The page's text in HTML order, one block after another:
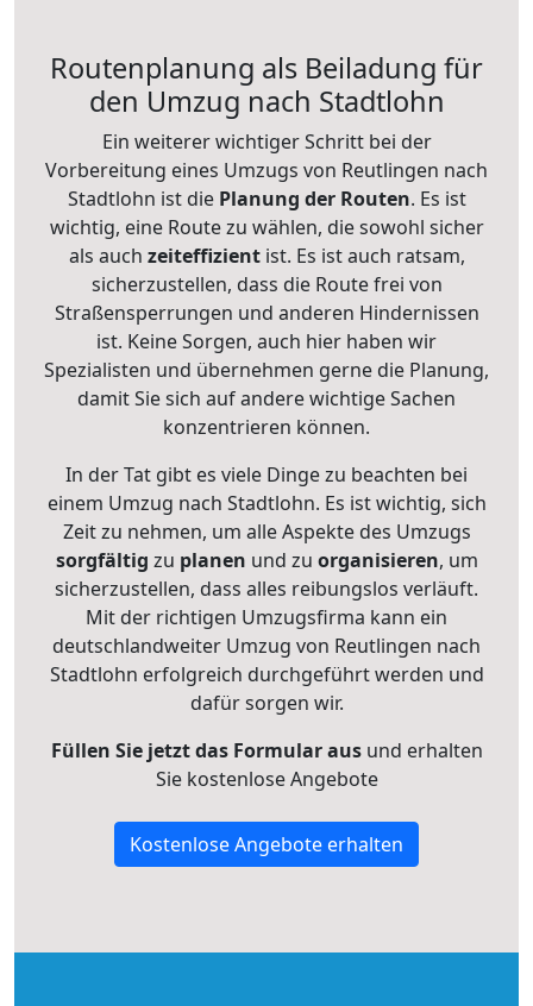
Routenplanung als Beiladung für
den Umzug nach Stadtlohn
Ein weiterer wichtiger Schritt bei der
Vorbereitung eines Umzugs von Reutlingen nach
Stadtlohn ist diePlanung der Routen. Es ist
wichtig, eine Route zu wählen, die sowohl sicher
als auch zeiteffizientist. Es ist auch ratsam,
sicherzustellen, dass die Route frei von
Straßensperrungen und anderen Hindernissen
ist. Keine Sorgen, auch hier haben wir
Spezialisten und übernehmen gerne die Planung,
damit Sie sich auf andere wichtige Sachen
konzentrieren können.
In der Tat gibt es viele Dinge zu beachten bei
einem Umzug nach Stadtlohn. Es ist wichtig, sich
Zeit zu nehmen, um alle Aspekte des Umzugs
sorgfältig zu planen und zu organisieren, um
sicherzustellen, dass alles reibungslos verläuft.
Mit der richtigen Umzugsfirma kann ein
deutschlandweiter Umzug von Reutlingen nach
Stadtlohn erfolgreich durchgeführt werden und
dafür sorgen wir.
Füllen Sie jetzt das Formular ausund erhalten
Sie kostenlose Angebote
Kostenlose Angebote erhalten